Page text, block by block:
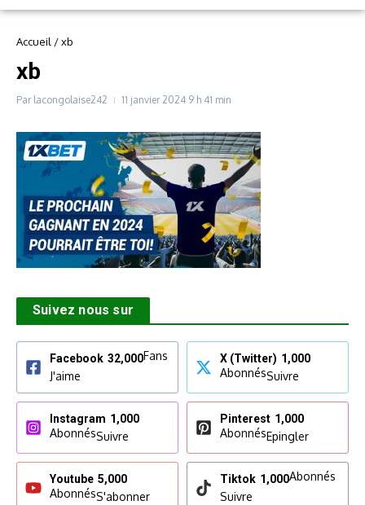
Accueil /xb
xb
Par lacongolaise242 11 janvier 2024 9 h 41 min
Suivez nous sur
Facebook 32,000Fans
J'aime
X (Twitter) 1,000
AbonnésSuivre
Instagram 1,000
AbonnésSuivre
Pinterest 1,000
AbonnésEpingler
Youtube 5,000
AbonnésS'abonner
Tiktok 1,000Abonnés
Suivre